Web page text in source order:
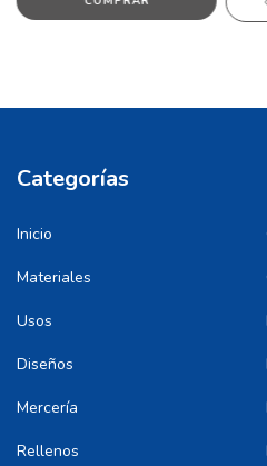
Categorías
Inicio
Materiales
Usos
Diseños
Mercería
Rellenos